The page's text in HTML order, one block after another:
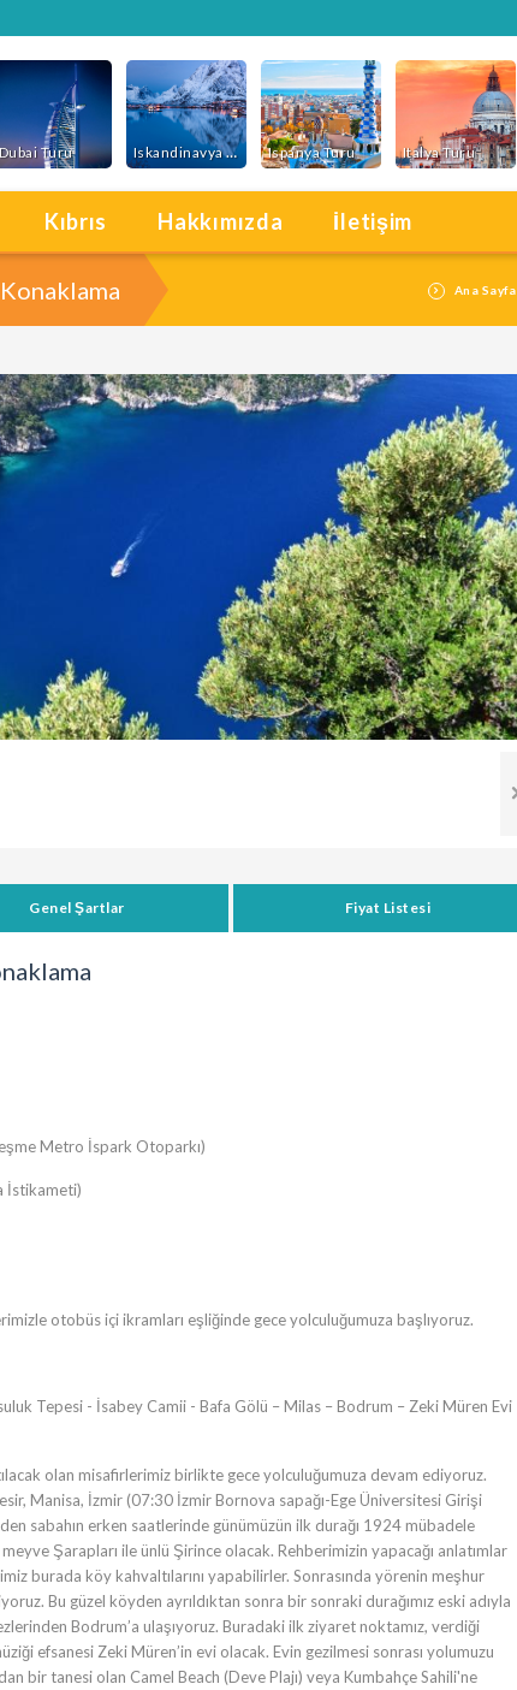
Dubai Turu Iskandinavya Turu Ispanya Turu Italya Turu
Kıbrıs Hakkımızda İletişim
Ana Sayfa
Genel Şartlar Fiyat Listesi
Metro İspark Otoparkı)
İstikameti)
otobüs içi ikramları eşliğinde gece yolculuğumuza başlıyoruz.
Tepesi - İsabey Camii - Bafa Gölü – Milas – Bodrum – Zeki Müren Evi
olan misafirlerimiz birlikte gece yolculuğumuza devam ediyoruz.
Manisa, İzmir (07:30 İzmir Bornova sapağı-Ege Üniversitesi Girişi
sabahın erken saatlerinde günümüzün ilk durağı 1924 mübadele
Şarapları ile ünlü Şirince olacak. Rehberimizin yapacağı anlatımlar
burada köy kahvaltılarını yapabilirler. Sonrasında yörenin meşhur
Bu güzel köyden ayrıldıktan sonra bir sonraki durağımız eski adıyla
Bodrum’a ulaşıyoruz. Buradaki ilk ziyaret noktamız, verdiği
efsanesi Zeki Müren’in evi olacak. Evin gezilmesi sonrası yolumuzu
bir tanesi olan Camel Beach (Deve Plajı) veya Kumbahçe Sahili'ne